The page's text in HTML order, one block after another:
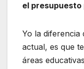
el
Yo la diferencia
actual, es que
áreas